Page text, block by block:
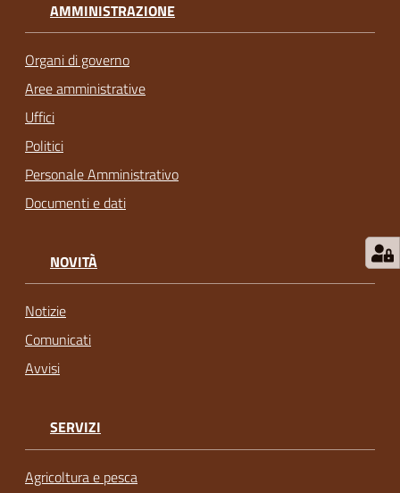
AMMINISTRAZIONE
Organi di governo
Aree amministrative
Uffici
Politici
Personale Amministrativo
Documenti e dati
NOVITÀ
Notizie
Comunicati
Avvisi
SERVIZI
Agricoltura e pesca